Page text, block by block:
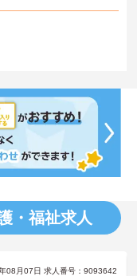
・福祉求人
08月07日 求人番号：9093642